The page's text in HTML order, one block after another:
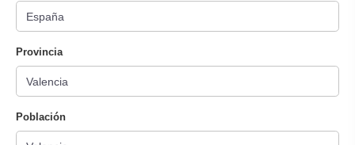
Provincia
Población